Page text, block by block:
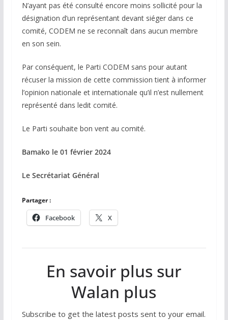
N’ayant pas été consulté encore moins sollicité pour la
désignation d’un représentant devant siéger dans ce
comité, CODEM ne se reconnaît dans aucun membre
en son sein.
Par conséquent, le Parti CODEM sans pour autant
récuser la mission de cette commission tient à informer
l’opinion nationale et internationale qu’il n’est nullement
représenté dans ledit comité.
Le Parti souhaite bon vent au comité.
Bamako le 01 février 2024
Le Secrétariat Général
Partager :
Facebook X
En savoir plus sur
Walan plus
Subscribe to get the latest posts sent to your email.